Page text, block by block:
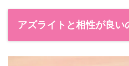
アズライトと相性が良い